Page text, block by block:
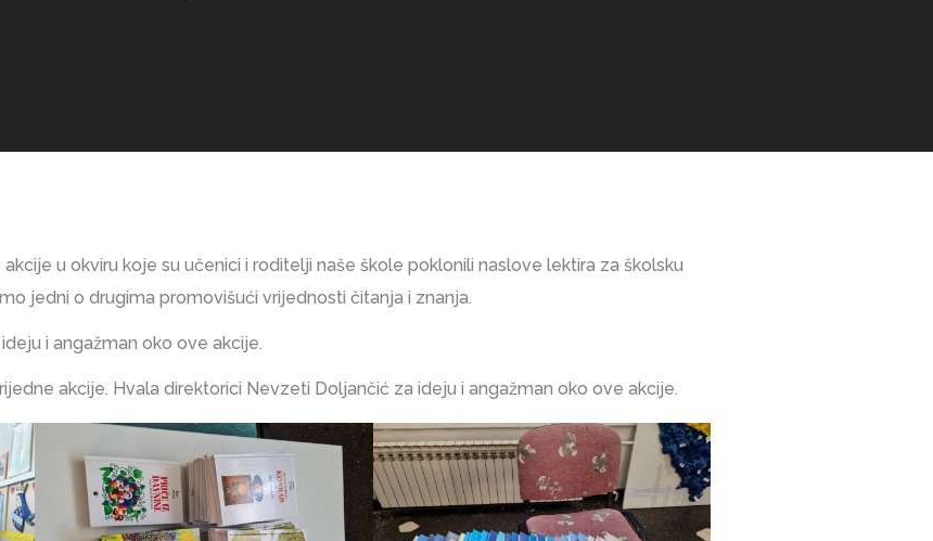
u okviru koje su učenici i roditelji naše škole poklonili naslove lektira za školsku
jedni o drugima promovišući vrijednosti čitanja i znanja.
i angažman oko ove akcije.
akcije. Hvala direktorici Nevzeti Doljančić za ideju i angažman oko ove akcije.